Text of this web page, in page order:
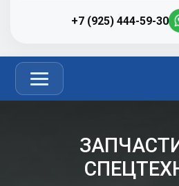
+7 (925) 444-59-30